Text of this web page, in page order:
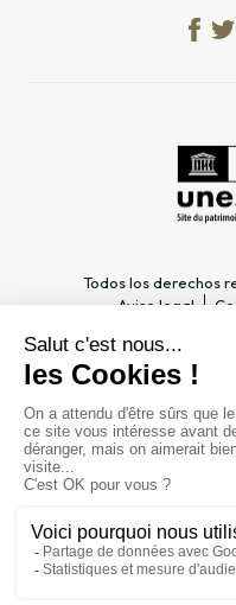
Todos los derechos
Aviso legal
INFORMACIÓN PRÁCTICA
Horario
Acceso
Precios y abonos
Contacto
EL ESTABLECIMIENTO
PÚBLICO